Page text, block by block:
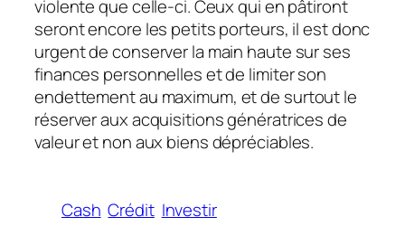
violente que celle-ci. Ceux qui en pâtiront
seront encore les petits porteurs, il est donc
urgent de conserver la main haute sur ses
finances personnelles et de limiter son
endettement au maximum, et de surtout le
réserver aux acquisitions génératrices de
valeur et non aux biens dépréciables.
Cash Crédit Investir